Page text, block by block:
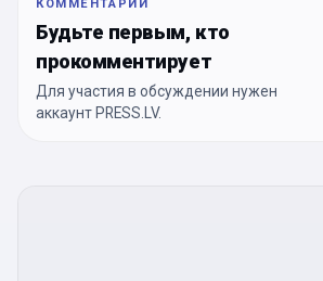
КОММЕНТАРИИ
Будьте первым, кто
прокомментирует
Для участия в обсуждении нужен
аккаунт PRESS.LV.